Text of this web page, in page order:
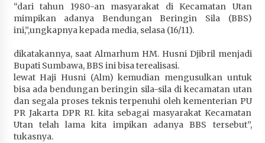
Program 100 Mustahik Per Desa di Desa Teluk
Santong
4 minggu ago
Dosen UTS Siap Kembangkan Inovasi Lewat
Pelatihan PDPP 2026 Bali
4 minggu ago
Terapkan “Polantas Menyapa”, Satlantas Polres
Sumbawa Berupaya Wujudkan Pelayanan
Kepolisian yang Profesional
“dari tahun 1980-an masyarakat di Kecamatan Utan
mimpikan adanya Bendungan Beringin Sila (BBS)
ini,”,ungkapnya kepada media, selasa (16/11).
dikatakannya, saat Almarhum HM. Husni Djibril menjadi
Bupati Sumbawa, BBS ini bisa terealisasi.
lewat Haji Husni (Alm) kemudian mengusulkan untuk
bisa ada bendungan beringin sila-sila di kecamatan utan
dan segala proses teknis terpenuhi oleh kementerian PU
PR Jakarta DPR RI. kita sebagai masyarakat Kecamatan
Utan telah lama kita impikan adanya BBS tersebut”,
tukasnya.